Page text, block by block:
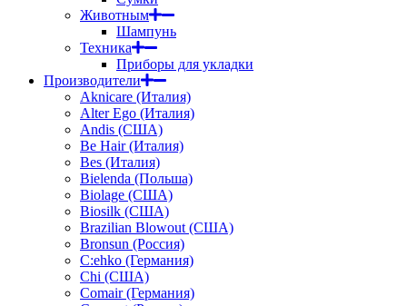
Животным
Шампунь
Техника
Приборы для укладки
Производители
Aknicare (Италия)
Alter Ego (Италия)
Andis (США)
Be Hair (Италия)
Bes (Италия)
Bielenda (Польша)
Biolage (США)
Biosilk (США)
Brazilian Blowout (США)
Bronsun (Россия)
C:ehko (Германия)
Chi (США)
Comair (Германия)